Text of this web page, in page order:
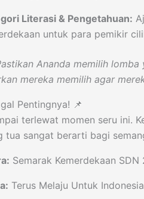
Literasi & Pengetahuan:
untuk para pemikir
Ananda memilih
mereka memilih agar
Pentingnya! 📌
terlewat momen seru ini.
tua sangat berarti bagi
Semarak Kemerdekaan SDN
Terus Melaju Untuk